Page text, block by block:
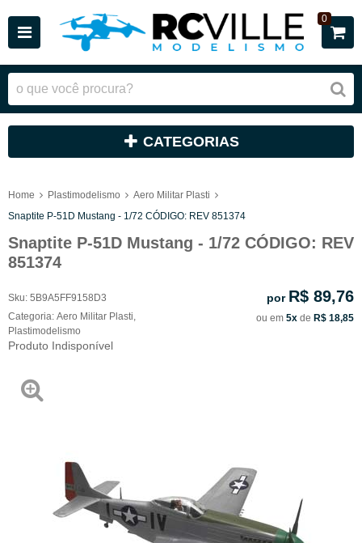
0
CATEGORIAS
Home Plastimodelismo
Aero Militar Plasti
Snaptite P-51D Mustang - 1/72 CÓDIGO: REV 851374
Snaptite P-51D Mustang - 1/72 CÓDIGO: REV
851374
Sku: 5B9A5FF9158D3
Categoria: Aero Militar Plasti
Plastimodelismo
Produto Indisponível
por R$ 89,76
ou em 5x de R$ 18,85